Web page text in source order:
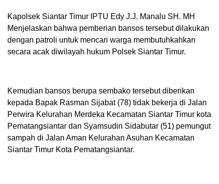
Kapolsek Siantar Timur IPTU Edy J.J. Manalu SH. MH
Menjelaskan bahwa pemberian bansos tersebut dilakukan
dengan patroli untuk mencari warga membutuhkahkan
secara acak diwilayah hukum Polsek Siantar Timur.
Kemudian bansos berupa sembako tersebut diberikan
kepada Bapak Rasman Sijabat (78) tidak bekerja di Jalan
Perwira Kelurahan Merdeka Kecamatan Siantar Timur kota
Pematangsiantar dan Syamsudin Sidabutar (51) pemungut
sampah di Jalan Aman Kelurahan Asuhan Kecamatan
Siantar Timur Kota Pematangsiantar.